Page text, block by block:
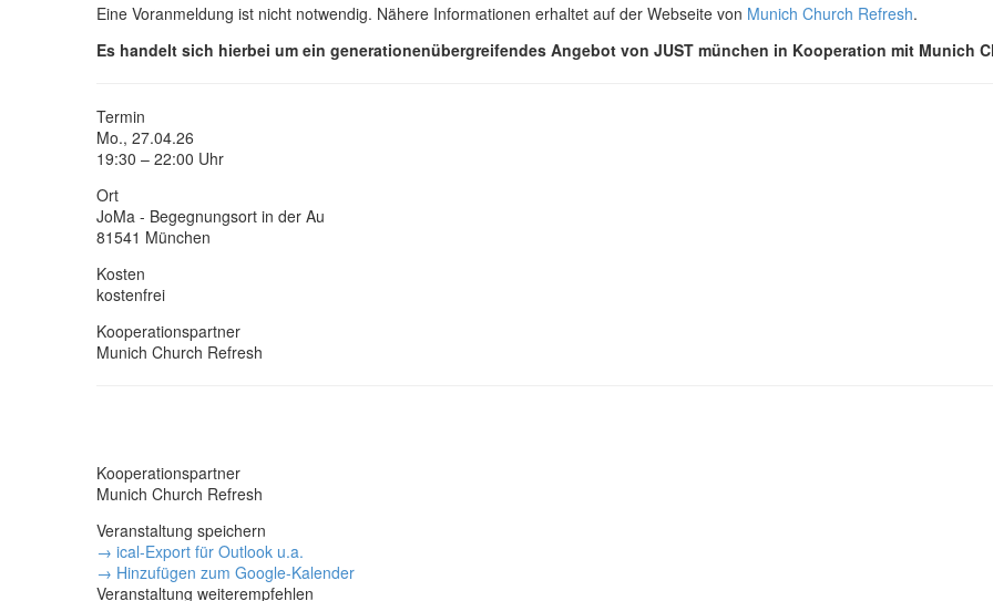
Eine Voranmeldung ist nicht notwendig. Nähere Informationen erhaltet auf der Webseite von Munich Church Refresh.
Es handelt sich hierbei um ein generationenübergreifendes Angebot von JUST münchen in Kooperation mit Munich
Termin
Mo., 27.04.26
19:30 – 22:00 Uhr
Ort
JoMa - Begegnungsort in der Au
81541 München
Kosten
kostenfrei
Kooperationspartner
Munich Church Refresh
Kooperationspartner
Munich Church Refresh
Veranstaltung speichern
→ ical-Export für Outlook u.a.
→ Hinzufügen zum Google-Kalender
Veranstaltung weiterempfehlen